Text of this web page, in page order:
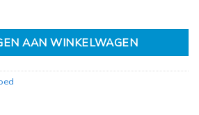
AAN WINKELWAGEN